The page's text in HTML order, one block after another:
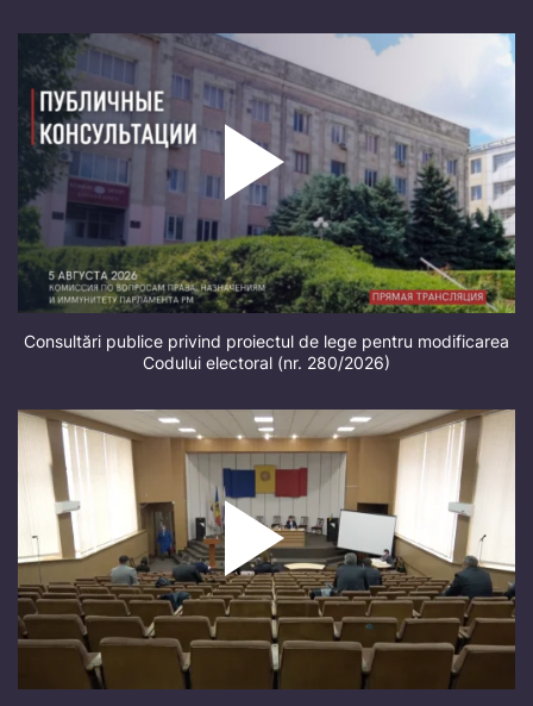
Consultări publice privind proiectul de lege pentru modificarea
Codului electoral (nr. 280/2026)